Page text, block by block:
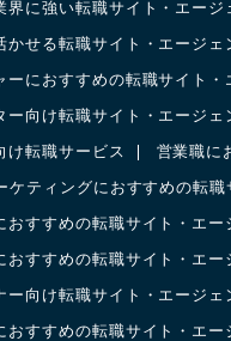
界に強い転職サイト・エージ
かせる転職サイト・エージェ
ーにおすすめの転職サイト・
ー向け転職サイト・エージェ
け転職サービス 営業職に
ケティングにおすすめの転職
おすすめの転職サイト・エー
おすすめの転職サイト・エー
ー向け転職サイト・エージェ
おすすめの転職サイト・エー